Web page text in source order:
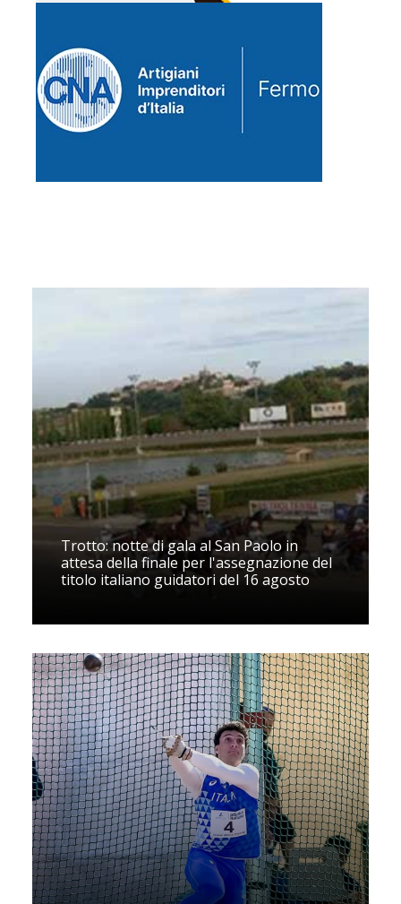
Trotto: notte di gala al San Paolo in
attesa della finale per l'assegnazione del
titolo italiano guidatori del 16 agosto